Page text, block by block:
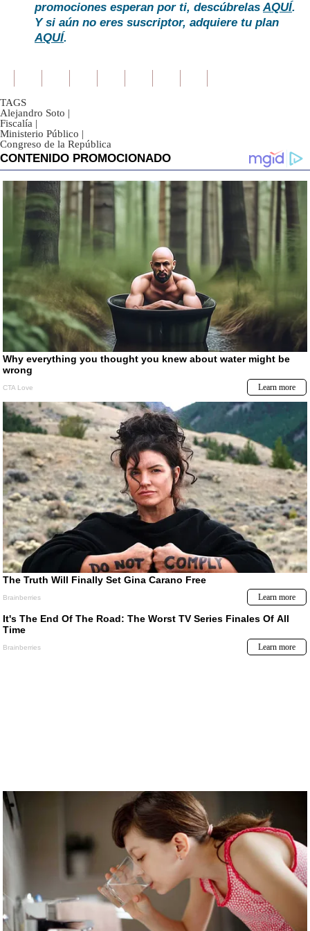
promociones esperan por ti, descúbrelasAQUÍ.
Y si aún no eres suscriptor, adquiere tu plan
AQUÍ.
TAGS
Alejandro Soto |
Fiscalía |
Ministerio Público |
Congreso de la República